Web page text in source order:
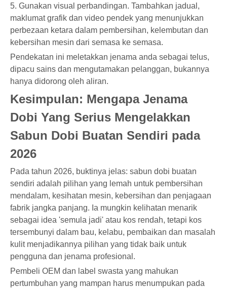
5. Gunakan visual perbandingan. Tambahkan jadual,
maklumat grafik dan video pendek yang menunjukkan
perbezaan ketara dalam pembersihan, kelembutan dan
kebersihan mesin dari semasa ke semasa.
Pendekatan ini meletakkan jenama anda sebagai telus,
dipacu sains dan mengutamakan pelanggan, bukannya
hanya didorong oleh aliran.
Kesimpulan: Mengapa Jenama
Dobi Yang Serius Mengelakkan
Sabun Dobi Buatan Sendiri pada
2026
Pada tahun 2026, buktinya jelas: sabun dobi buatan
sendiri adalah pilihan yang lemah untuk pembersihan
mendalam, kesihatan mesin, kebersihan dan penjagaan
fabrik jangka panjang. Ia mungkin kelihatan menarik
sebagai idea 'semula jadi' atau kos rendah, tetapi kos
tersembunyi dalam bau, kelabu, pembaikan dan masalah
kulit menjadikannya pilihan yang tidak baik untuk
pengguna dan jenama profesional.
Pembeli OEM dan label swasta yang mahukan
pertumbuhan yang mampan harus menumpukan pada